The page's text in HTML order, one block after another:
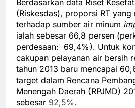
(Riskesdas), proporsi RT yang
terhadap sumber air minum
ialah sebesar 66,8 persen
perdesaan: 69,4%). Untuk
cakupan pelayanan air bersih
tahun 2013 baru mencapai
target dalam Rencana
Menengah Daerah (RPJMD)
sebesar 92,5%.